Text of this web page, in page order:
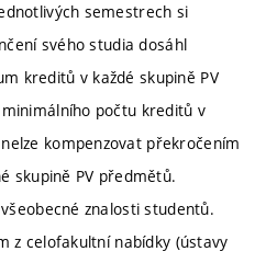
semestrech si
svého studia dosáhl
kreditů v každé skupině PV
počtu kreditů v
kompenzovat překročením
skupině PV předmětů.
znalosti studentů.
z celofakultní nabídky (ústavy